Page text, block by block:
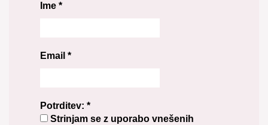
Ime *
Email *
Potrditev: *
Strinjam se z uporabo vnešenih